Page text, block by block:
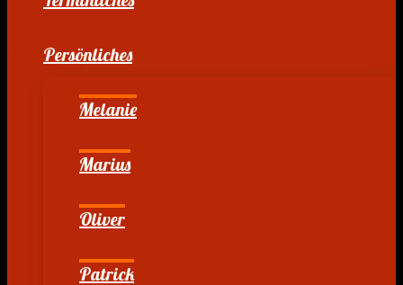
Persönliches
Melanie
Marius
Oliver
Patrick